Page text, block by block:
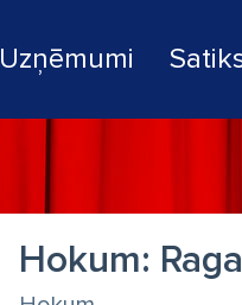
Uzņēmumi
Hokum: